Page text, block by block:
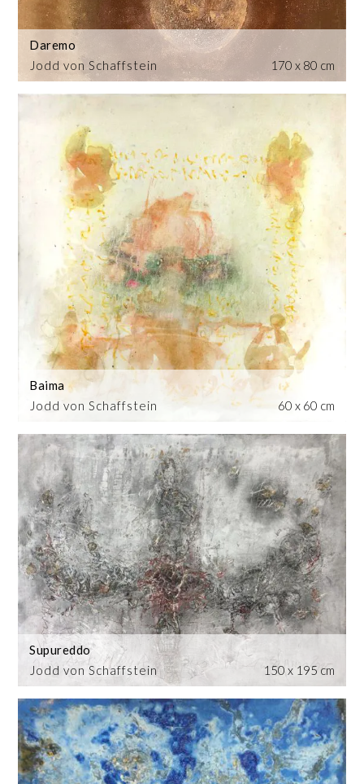
Jodd von Schaffstein
Daremo
170 x 80 cm
Jodd von Schaffstein
Baima
60 x 60 cm
Jodd von Schaffstein
Supureddo
150 x 195 cm